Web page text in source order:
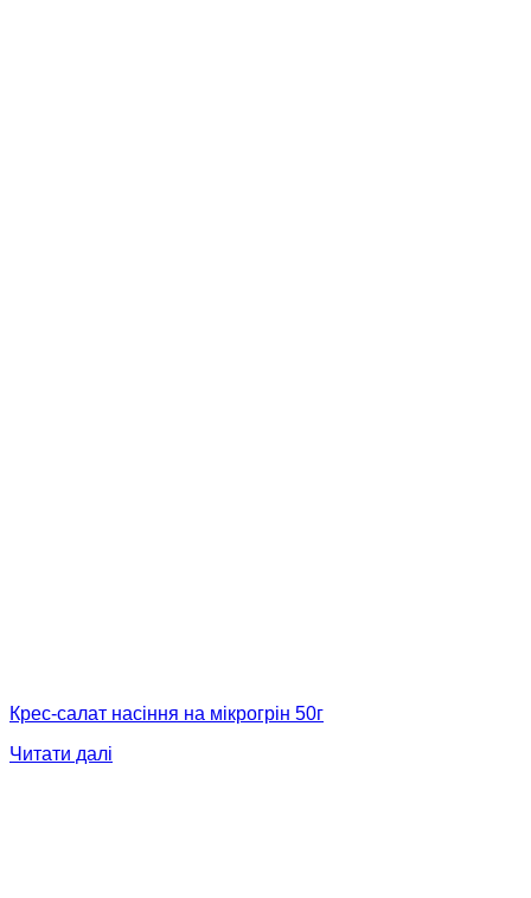
Крес-салат насіння на мікрогрін 50г
Читати далі